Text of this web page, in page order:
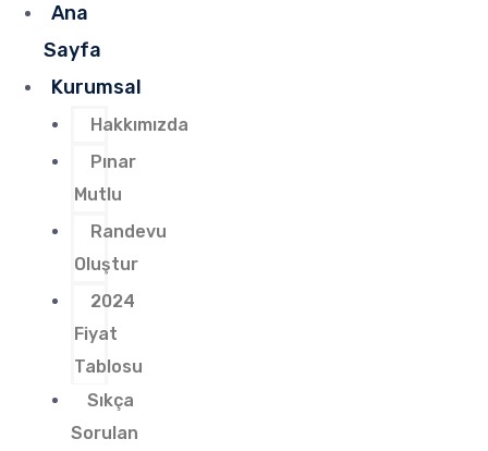
Ana
Sayfa
Kurumsal
Hakkımızda
Pınar
Mutlu
Randevu
Oluştur
2024
Fiyat
Tablosu
Sıkça
Sorulan